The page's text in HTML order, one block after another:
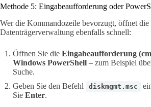
Methode 5: Eingabeaufforderung oder
Wer die Kommandozeile bevorzugt, öffnet die
Datenträgerverwaltung ebenfalls schnell:
Öffnen Sie die Eingabeaufforderung
Windows PowerShell – zum Beispiel
Suche.
Geben Sie den Befehl
diskmgmt.msc
Sie Enter.